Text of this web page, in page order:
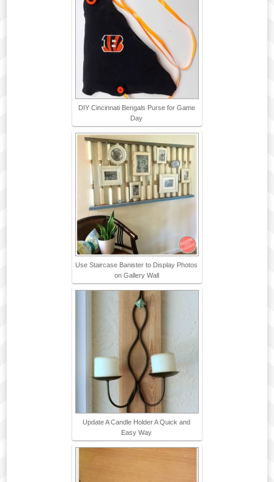
DIY Cincinnati Bengals Purse for Game
Day
Use Staircase Banister to Display Photos
on Gallery Wall
Update A Candle Holder A Quick and
Easy Way